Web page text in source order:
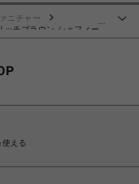
ニチャー
チブラウン シェフィー
使える